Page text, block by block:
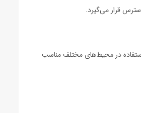
قرار می‌گیرد.
در محیط‌های مختلف مناسب